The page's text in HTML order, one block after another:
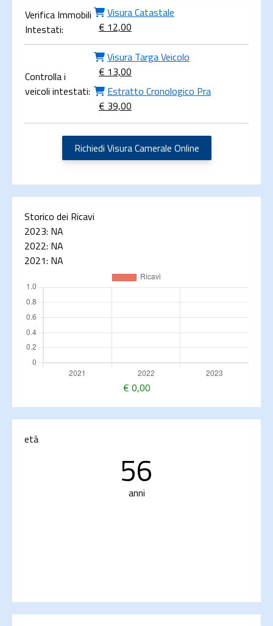
Verifica Immobili
Intestati:
Visura Catastale
€ 12,00
Controlla i
veicoli intestati:
Visura Targa Veicolo
€ 13,00
Estratto Cronologico Pra
€ 39,00
Richiedi Visura Camerale Online
Storico dei Ricavi
2023: NA
2022: NA
2021: NA
€ 0,00
età
56
anni